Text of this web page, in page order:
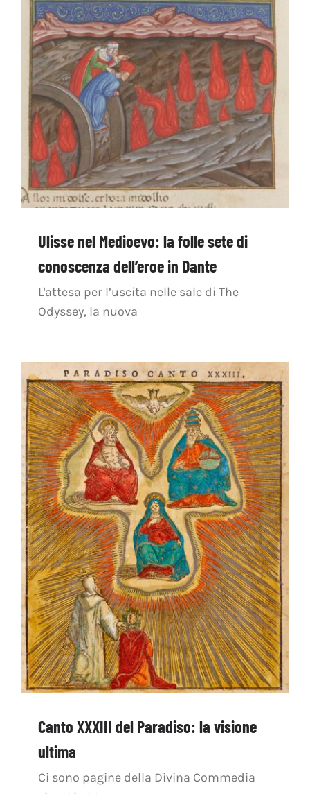
OFF TOPIC
CONTATTI
Cerca
Ulisse nel Medioevo: la folle sete di
conoscenza dell’eroe in Dante
L'attesa per l’uscita nelle sale di The
Odyssey, la nuova
Canto XXXIII del Paradiso: la visione
ultima
Ci sono pagine della Divina Commedia